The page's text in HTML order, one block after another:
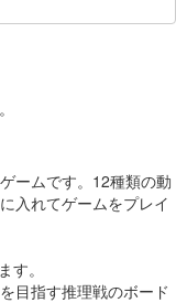
ームです。12種類の動
入れてゲームをプレイ
。
目指す推理戦のボード